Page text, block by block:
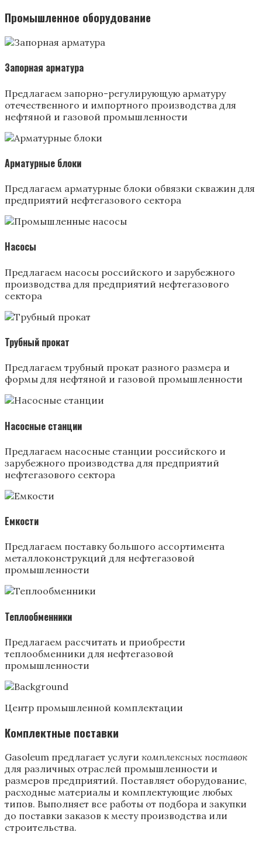
Промышленное оборудование
Запорная арматура
Предлагаем запорно-регулирующую арматуру
отечественного и импортного производства для
нефтяной и газовой промышленности
Арматурные блоки
Предлагаем арматурные блоки обвязки скважин для
предприятий нефтегазового сектора
Насосы
Предлагаем насосы российского и зарубежного
производства для предприятий нефтегазового
сектора
Трубный прокат
Предлагаем трубный прокат разного размера и
формы для нефтяной и газовой промышленности
Насосные станции
Предлагаем насосные станции российского и
зарубежного производства для предприятий
нефтегазового сектора
Емкости
Предлагаем поставку большого ассортимента
металлоконструкций для нефтегазовой
промышленности
Теплообменники
Предлагаем рассчитать и приобрести
теплообменники для нефтегазовой
промышленности
Центр промышленной комплектации
Комплектные поставки
Gasoleum предлагает услуги комплексных поставок
для различных отраслей промышленности и
размеров предприятий. Поставляет оборудование,
расходные материалы и комплектующие любых
типов. Выполняет все работы от подбора и закупки
до поставки заказов к месту производства или
строительства.